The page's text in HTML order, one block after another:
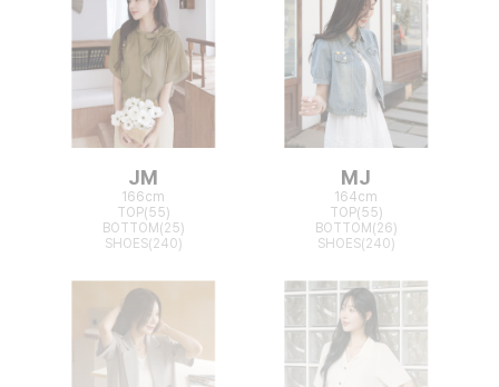
JM
166cm
TOP(55)
BOTTOM(25)
SHOES(240)
MJ
164cm
TOP(55)
BOTTOM(26)
SHOES(240)